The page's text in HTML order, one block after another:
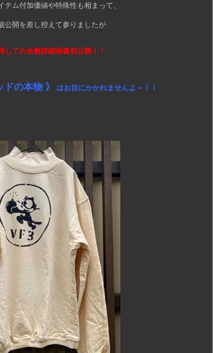
値や特殊性も相まって、
えて参りましたが
ての全貌詳細画像初公開！！
ドの本物 》 はお目にかかれませんよ～！！